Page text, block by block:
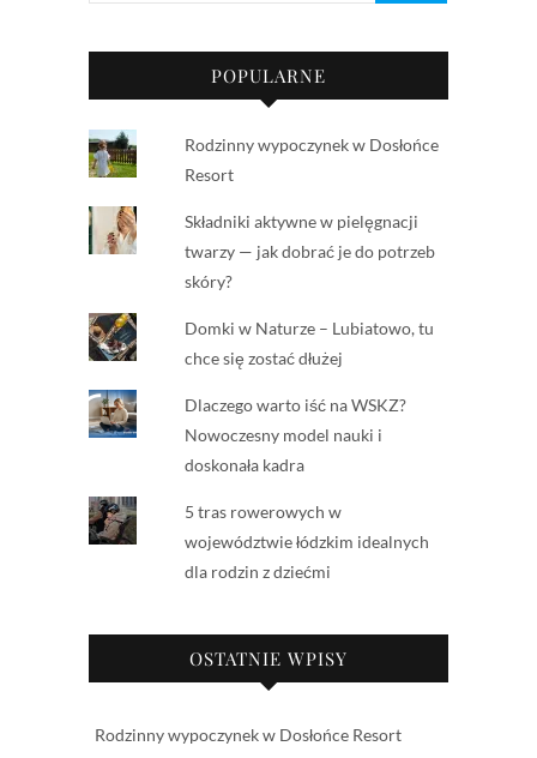
POPULARNE
Rodzinny wypoczynek w Dosłońce
Resort
Składniki aktywne w pielęgnacji
twarzy — jak dobrać je do potrzeb
skóry?
Domki w Naturze – Lubiatowo, tu
chce się zostać dłużej
Dlaczego warto iść na WSKZ?
Nowoczesny model nauki i
doskonała kadra
5 tras rowerowych w
województwie łódzkim idealnych
dla rodzin z dziećmi
OSTATNIE WPISY
Rodzinny wypoczynek w Dosłońce Resort